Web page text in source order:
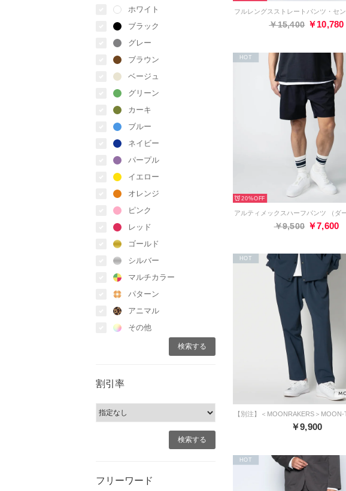
ホワイト
ブラック
グレー
ブラウン
ベージュ
グリーン
カーキ
ブルー
ネイビー
パープル
イエロー
オレンジ
ピンク
レッド
ゴールド
シルバー
マルチカラー
パターン
アニマル
その他
割引率
フリーワード
￥15,400 ￥10,780
HOT
20%
￥9,500 ￥7,600
HOT
￥9,900
HOT